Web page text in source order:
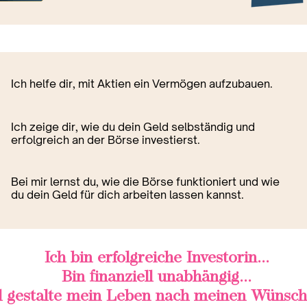
Ich helfe dir, mit Aktien ein Vermögen aufzubauen.
Ich zeige dir, wie du dein Geld selbständig und
erfolgreich an der Börse investierst.
Bei mir lernst du, wie die Börse funktioniert und wie
du dein Geld für dich arbeiten lassen kannst.
Ich bin erfolgreiche Investorin...
Bin finanziell unabhängig...
gestalte mein Leben nach meinen